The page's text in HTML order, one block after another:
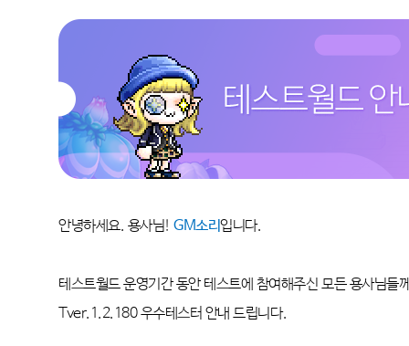
안녕하세요. 용사님!GM소리입니다.
테스트월드 운영기간 동안 테스트에 참여해주신 모든 용사님들
Tver.1.2.180우수테스터 안내 드립니다.